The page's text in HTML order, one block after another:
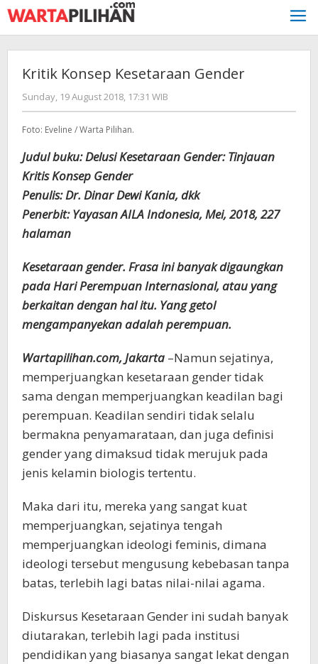
Skip
to
content
Kritik Konsep Kesetaraan Gender
Sunday, 19 August 2018, 17:31 WIB
Adi
Foto: Eveline / Warta Pilihan.
Judul buku: Delusi Kesetaraan Gender: Tinjauan
Kritis Konsep Gender
Penulis: Dr. Dinar Dewi Kania, dkk
Penerbit: Yayasan AILA Indonesia, Mei, 2018, 227
halaman
Kesetaraan gender. Frasa ini banyak digaungkan
pada Hari Perempuan Internasional, atau yang
berkaitan dengan hal itu. Yang getol
mengampanyekan adalah perempuan.
Wartapilihan.com, Jakarta –Namun sejatinya,
memperjuangkan kesetaraan gender tidak
sama dengan memperjuangkan keadilan bagi
perempuan. Keadilan sendiri tidak selalu
bermakna penyamarataan, dan juga definisi
gender yang dimaksud tidak merujuk pada
jenis kelamin biologis tertentu.
Maka dari itu, mereka yang sangat kuat
memperjuangkan, sejatinya tengah
memperjuangkan ideologi feminis, dimana
ideologi tersebut mengusung kebebasan tanpa
batas, terlebih lagi batas nilai-nilai agama.
Diskursus Kesetaraan Gender ini sudah banyak
diutarakan, terlebih lagi pada institusi
pendidikan yang biasanya sangat lekat dengan